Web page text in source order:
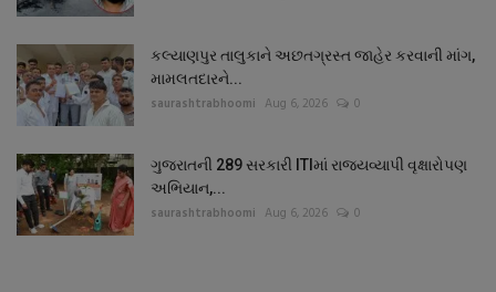
કલ્યાણપુર તાલુકાને અછતગ્રસ્ત જાહેર કરવાની માંગ,
મામલતદારને...
saurashtrabhoomi Aug 6, 2026 0
ગુજરાતની 289 સરકારી ITIમાં રાજ્યવ્યાપી વૃક્ષારોપણ
અભિયાન,...
saurashtrabhoomi Aug 6, 2026 0